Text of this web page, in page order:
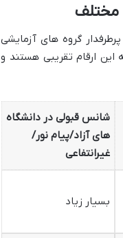
مختلف
گروه های آزمایشی
ارقام تقریبی هستند و
شانس قبولی در دانشگاه
های آزاد/پیام نور/
غیرانتفاعی
بسیار زیاد